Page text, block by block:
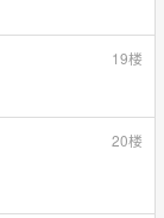
19楼
20楼